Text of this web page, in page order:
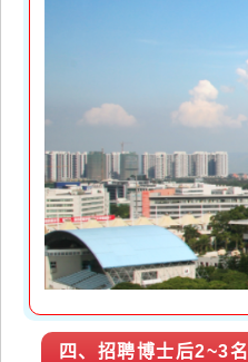
四、招聘博士后2~3名